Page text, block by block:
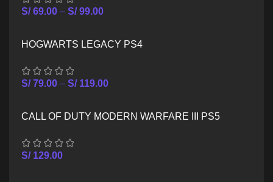
S/69.00 – S/99.00
HOGWARTS LEGACY PS4
S/79.00 – S/119.00
CALL OF DUTY MODERN WARFARE III PS5
S/129.00